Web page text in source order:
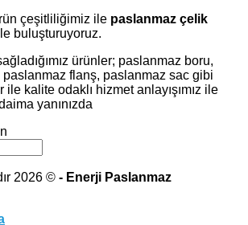
çeşitliliğimiz ile paslanmaz çelik
buluşturuyoruz.
ürünler; paslanmaz boru,
flanş, paslanmaz sac gibi
kalite odaklı hizmet anlayışımız ile
yanınızda
2026 © - Enerji Paslanmaz